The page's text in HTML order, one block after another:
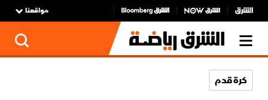
مواقعنا
كرة قدم